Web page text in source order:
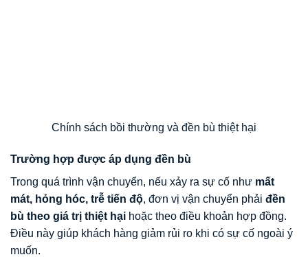
Chính sách bồi thường và đền bù thiệt hại
Trường hợp được áp dụng đền bù
Trong quá trình vận chuyển, nếu xảy ra sự cố như mất
mát, hỏng hóc, trễ tiến độ, đơn vị vận chuyển phải đền
bù theo giá trị thiệt hại hoặc theo điều khoản hợp đồng.
Điều này giúp khách hàng giảm rủi ro khi có sự cố ngoài ý
muốn.